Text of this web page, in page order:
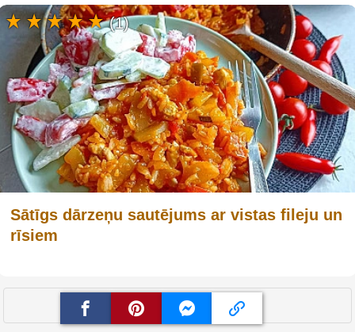
Sātīgs dārzeņu sautējums ar vistas fileju un
rīsiem
(1)
Show more